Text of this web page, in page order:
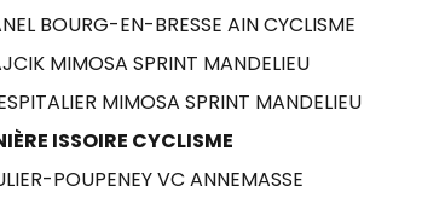
BOURG-EN-BRESSE AIN CYCLISME
MIMOSA SPRINT MANDELIEU
MIMOSA SPRINT MANDELIEU
ISSOIRE CYCLISME
POUPENEY VC ANNEMASSE